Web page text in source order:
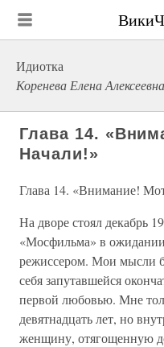
Идиотка
Коренева Елена Алексеевна
Глава 14.
Начали!»
Глава 14. «Внимание!
На дворе стоял декабрь
«Мосфильма» в
режиссером. Мои мысли
себя запутавшейся
первой любовью. Мне
девятнадцать лет, но
женщину, отягощенную